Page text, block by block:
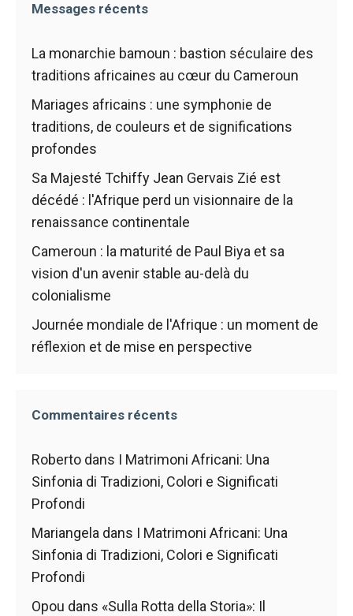
Messages récents
La monarchie bamoun : bastion séculaire des
traditions africaines au cœur du Cameroun
Mariages africains : une symphonie de
traditions, de couleurs et de significations
profondes
Sa Majesté Tchiffy Jean Gervais Zié est
décédé : l'Afrique perd un visionnaire de la
renaissance continentale
Cameroun : la maturité de Paul Biya et sa
vision d'un avenir stable au-delà du
colonialisme
Journée mondiale de l'Afrique : un moment de
réflexion et de mise en perspective
Commentaires récents
Roberto dans I Matrimoni Africani: Una
Sinfonia di Tradizioni, Colori e Significati
Profondi
Mariangela dans I Matrimoni Africani: Una
Sinfonia di Tradizioni, Colori e Significati
Profondi
Opou dans «Sulla Rotta della Storia»: Il